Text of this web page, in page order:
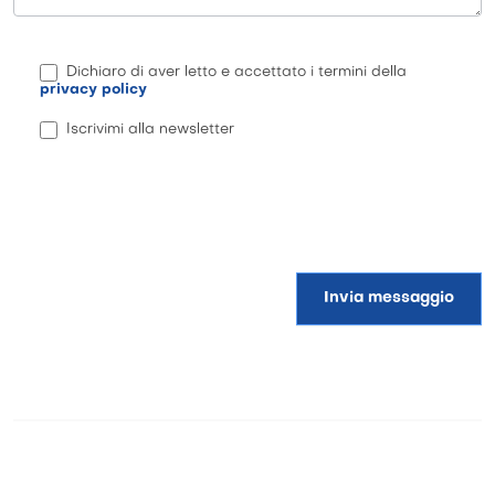
Dichiaro di aver letto e accettato i termini della
privacy policy
Iscrivimi alla newsletter
Invia messaggio